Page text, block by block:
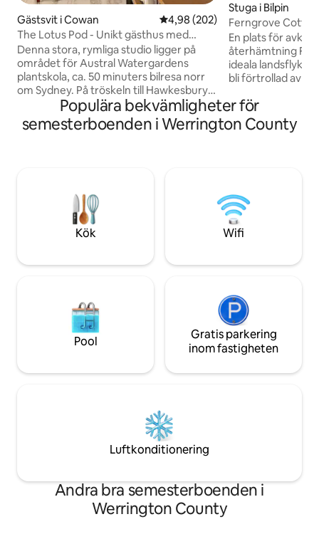
Gästsvit i Cowan 4,98 av 5 i genomsnittligt
4,98 (202)
The Lotus Pod - Unikt gästhus med
utsikt
Denna stora, rymliga studio ligger på
området för Austral Watergardens
plantskola, ca. 50 minuters bilresa norr
om Sydney. På tröskeln till Hawkesbury
River och Berowra Waters erbjuder
Lotus Pod en tillflyktsort på landet eller
en romantisk tillflyktsort. Med magnifik
restaurangerna, njut av färsk fisk och
skaldjur på floden, färjeturer, The Great
North walk och bushland-landskap
Stuga i Bilpin
Ferngrove
bergsretreat
En plats för
återhämtning
ideala landsflykt.
bli förtrollad av
känna dig
hela din vistelse. Med utsikt som
sträcker sig över
Tomah
en rad
Populära bekvämligheter för
semesterboenden i Werrington County
Kök Wifi
Pool
Gratis parkering
inom fastigheten
Luftkonditionering
Andra bra semesterboenden i
Werrington County